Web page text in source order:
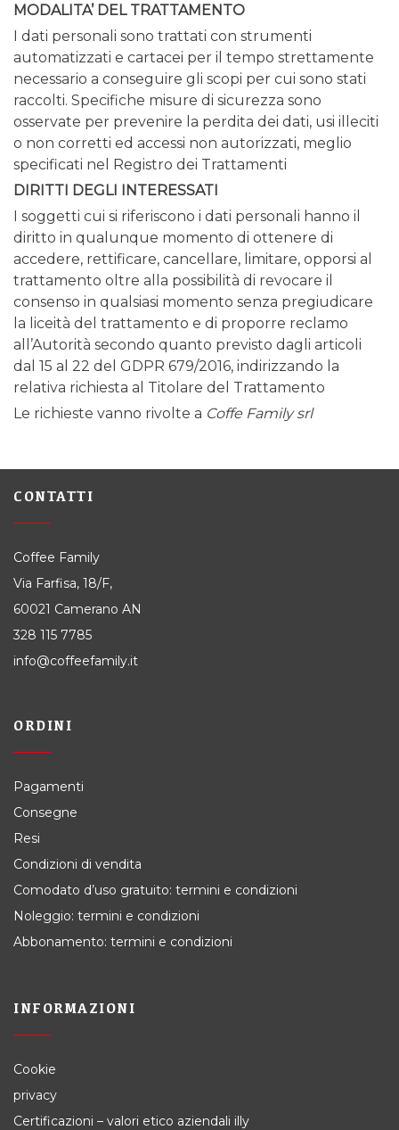
MODALITA’ DEL TRATTAMENTO
I dati personali sono trattati con strumenti
automatizzati e cartacei per il tempo strettamente
necessario a conseguire gli scopi per cui sono stati
raccolti. Specifiche misure di sicurezza sono
osservate per prevenire la perdita dei dati, usi illeciti
o non corretti ed accessi non autorizzati, meglio
specificati nel Registro dei Trattamenti
DIRITTI DEGLI INTERESSATI
I soggetti cui si riferiscono i dati personali hanno il
diritto in qualunque momento di ottenere di
accedere, rettificare, cancellare, limitare, opporsi al
trattamento oltre alla possibilità di revocare il
consenso in qualsiasi momento senza pregiudicare
la liceità del trattamento e di proporre reclamo
all’Autorità secondo quanto previsto dagli articoli
dal 15 al 22 del GDPR 679/2016, indirizzando la
relativa richiesta al Titolare del Trattamento
Le richieste vanno rivolte a Coffe Family srl
CONTATTI
Coffee Family
Via Farfisa, 18/F,
60021 Camerano AN
328 115 7785
info@coffeefamily.it
ORDINI
Pagamenti
Consegne
Resi
Condizioni di vendita
Comodato d’uso gratuito: termini e condizioni
Noleggio: termini e condizioni
Abbonamento: termini e condizioni
INFORMAZIONI
Cookie
privacy
Certificazioni – valori etico aziendali illy